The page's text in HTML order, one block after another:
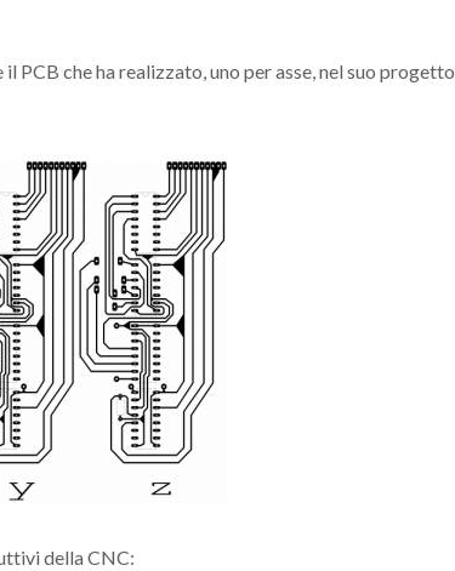
PCB che ha realizzato, uno per asse, nel suo progetto
della CNC: